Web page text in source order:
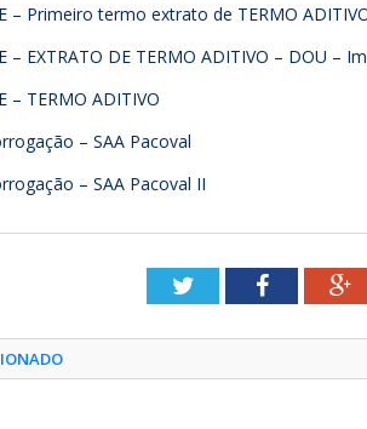
– Primeiro termo extrato de TERMO
– EXTRATO DE TERMO ADITIVO – DOU –
– TERMO ADITIVO
– SAA Pacoval
– SAA Pacoval II
TwitterFacebook